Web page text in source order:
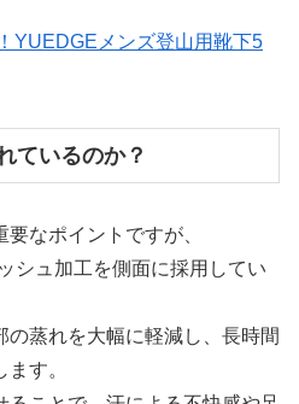
YUEDGEメンズ登山用靴下5
ているのか？
なポイントですが、
シュ加工を側面に採用してい
の蒸れを大幅に軽減し、長時間
す。